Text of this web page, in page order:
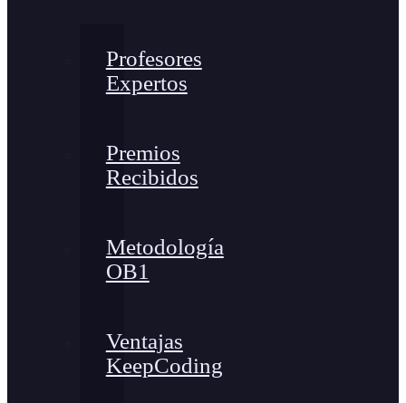
Profesores
Expertos
Premios
Recibidos
Metodología
OB1
Ventajas
KeepCoding